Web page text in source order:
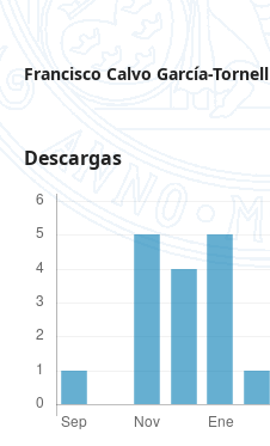
Francisco Calvo García-Tornell
Descargas